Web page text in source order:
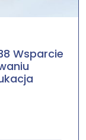
Wsparcie